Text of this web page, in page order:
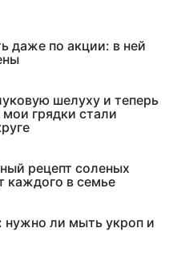
даже по акции: в ней
шелуху и теперь
грядки стали
рецепт соленых
каждого в семье
нужно ли мыть укроп и